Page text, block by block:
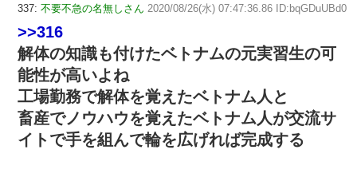
337: 不要不急の名無しさん 2020/08/26(水) 07:47:36.86 ID:bqGDuUBd0
>>316
解体の知識も付けたベトナムの元実習生の可
能性が高いよね
工場勤務で解体を覚えたベトナム人と
畜産でノウハウを覚えたベトナム人が交流サ
イトで手を組んで輪を広げれば完成する